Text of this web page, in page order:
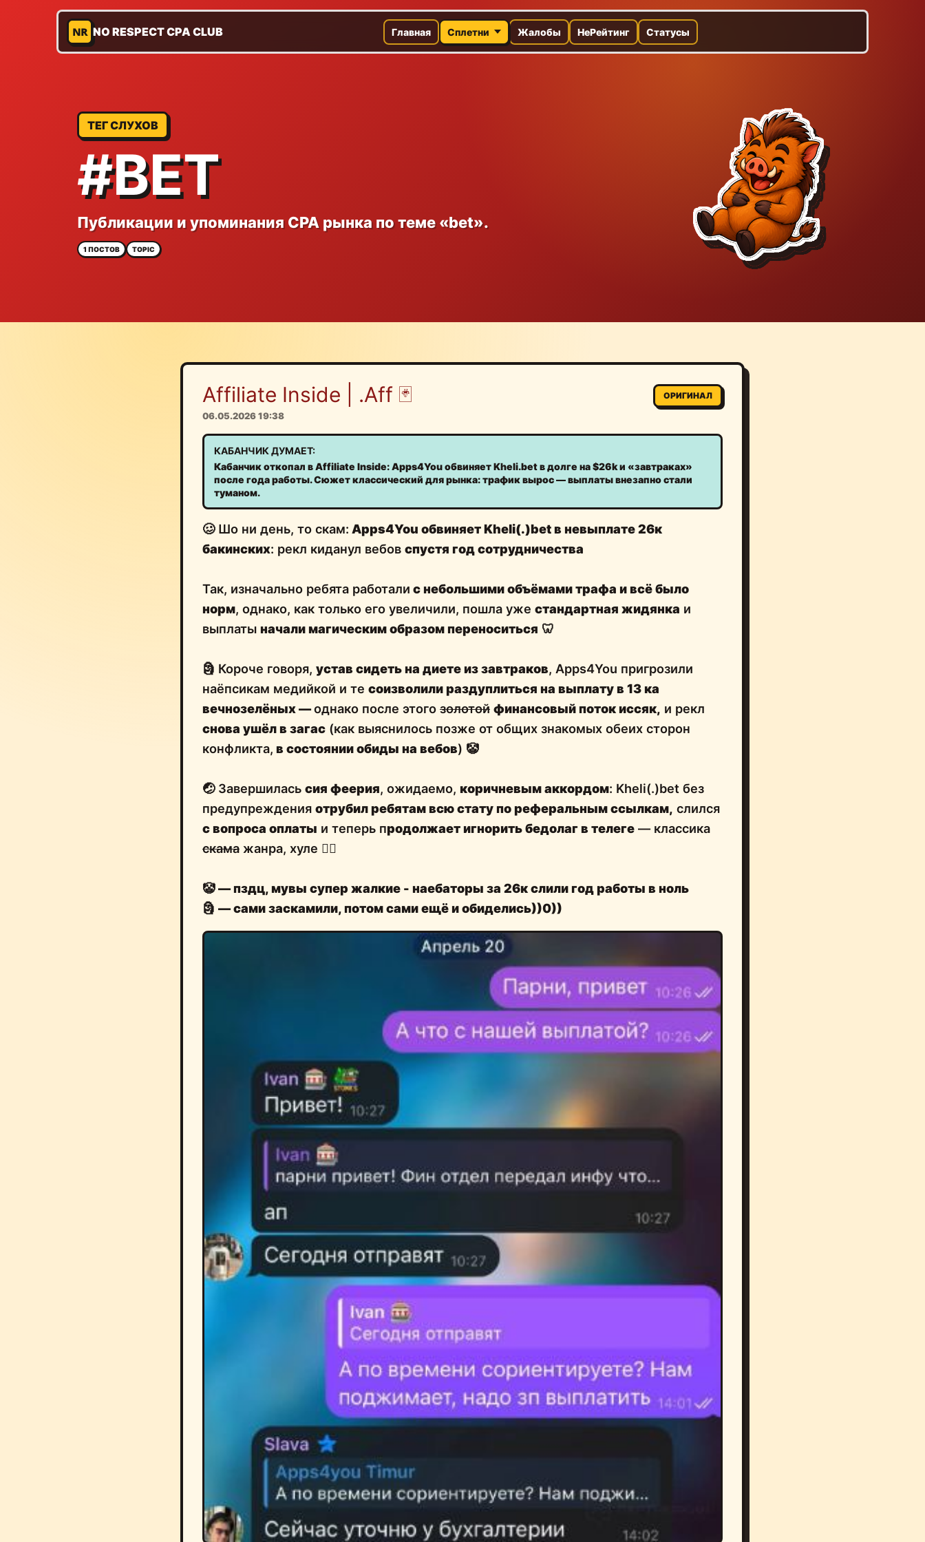
NR NO RESPECT CPA CLUB Главная Сплетни Жалобы НеРейтинг Статусы
ТЕГ СЛУХОВ
#BET
Публикации и упоминания CPA рынка по теме «bet».
1 ПОСТОВ TOPIC
Affiliate Inside | .Aff 🃏
06.05.2026 19:38
ОРИГИНАЛ
КАБАНЧИК ДУМАЕТ:
Кабанчик откопал в Affiliate Inside: Apps4You обвиняет Kheli.bet в долге на $26k и «завтраках»
после года работы. Сюжет классический для рынка: трафик вырос — выплаты внезапно стали
туманом.
🥴 Шо ни день, то скам: Apps4You обвиняет Kheli(.)bet в невыплате 26к
бакинских: рекл киданул вебов спустя год сотрудничества
Так, изначально ребята работали с небольшими объёмами трафа и всё было
норм, однако, как только его увеличили, пошла уже стандартная жидянка и
выплаты начали магическим образом переноситься 🦷
🗿 Короче говоря, устав сидеть на диете из завтраков, Apps4You пригрозили
наёпсикам медийкой и те соизволили раздуплиться на выплату в 13 ка
вечнозелёных —однако после этого золотой финансовый поток иссяк, и рекл
снова ушёл в загас (как выяснилось позже от общих знакомых обеих сторон
конфликта, в состоянии обиды на вебов) 🤡
🤕 Завершилась сия феерия, ожидаемо, коричневым аккордом: Kheli(.)bet без
предупреждения отрубил ребятам всю стату по реферальным ссылкам, слился
с вопроса оплаты и теперь продолжает игнорить бедолаг в телеге — классика
скама жанра, хуле 🤷‍♂️
🤡— пздц, мувы супер жалкие - наебаторы за 26к слили год работы в ноль
🗿 — сами заскамили, потом сами ещё и обиделись))0))